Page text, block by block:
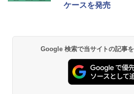
￥55,000
Beast of
プロダクトコー
￥7,286
￥8,300
2
【純正品】Xbox
ラー (ロボット
￥7,681
￥3,982
劇場版「鬼滅の
窩座再来 通常版
￥3,523
ケースを発売
Google 検索で当サイトの記事